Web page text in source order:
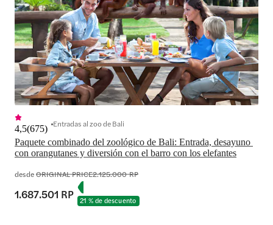
Paquete combinado del zoológico de Bali: Entrada, desayuno
con orangutanes y diversión con el barro con los elefantes
4,5(675) Entradas al zoo de Bali
desdeORIGINAL PRICE2.125.000 RP
1.687.501 RP 21 % de descuento